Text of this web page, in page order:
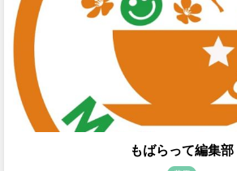
もばらって編集部